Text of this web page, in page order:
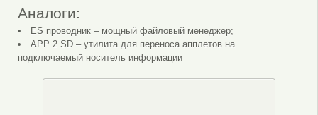
Аналоги:
ES проводник – мощный файловый менеджер;
APP 2 SD – утилита для переноса апплетов на
подключаемый носитель информации